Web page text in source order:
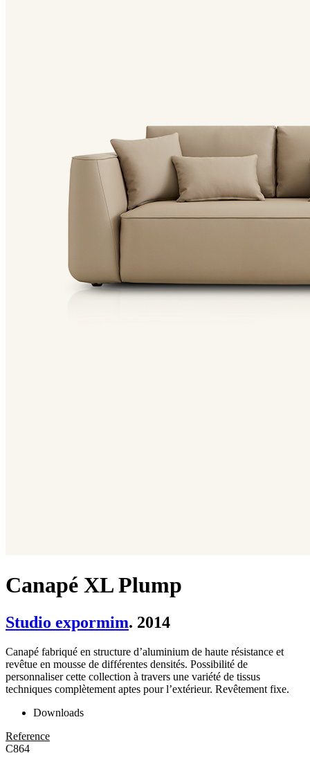
Canapé XL Plump
Studio expormim. 2014
Canapé fabriqué en structure d’aluminium de haute résistance et
revêtue en mousse de différentes densités. Possibilité de
personnaliser cette collection à travers une variété de tissus
techniques complètement aptes pour l’extérieur. Revêtement fixe.
Downloads
Reference
C864